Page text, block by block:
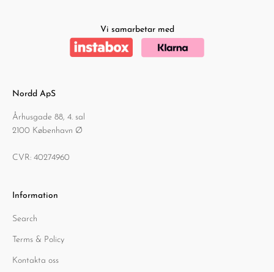
Vi samarbetar med
Nordd ApS
Århusgade 88, 4. sal
2100 København Ø
CVR: 40274960
Information
Search
Terms & Policy
Kontakta oss